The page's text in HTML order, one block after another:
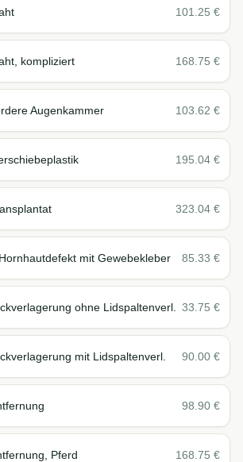
101.25 €
kompliziert 168.75 €
Augenkammer 103.62 €
195.04 €
323.04 €
mit Gewebekleber 85.33 €
ohne Lidspaltenverl. 33.75 €
mit Lidspaltenverl. 90.00 €
98.90 €
Pferd 168.75 €